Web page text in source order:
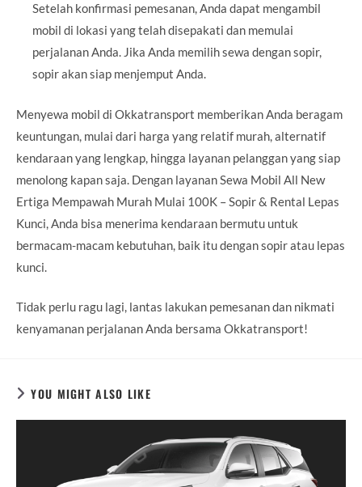
Setelah konfirmasi pemesanan, Anda dapat mengambil
mobil di lokasi yang telah disepakati dan memulai
perjalanan Anda. Jika Anda memilih sewa dengan sopir,
sopir akan siap menjemput Anda.
Menyewa mobil di Okkatransport memberikan Anda beragam
keuntungan, mulai dari harga yang relatif murah, alternatif
kendaraan yang lengkap, hingga layanan pelanggan yang siap
menolong kapan saja. Dengan layanan Sewa Mobil All New
Ertiga Mempawah Murah Mulai 100K – Sopir & Rental Lepas
Kunci, Anda bisa menerima kendaraan bermutu untuk
bermacam-macam kebutuhan, baik itu dengan sopir atau lepas
kunci.
Tidak perlu ragu lagi, lantas lakukan pemesanan dan nikmati
kenyamanan perjalanan Anda bersama Okkatransport!
YOU MIGHT ALSO LIKE